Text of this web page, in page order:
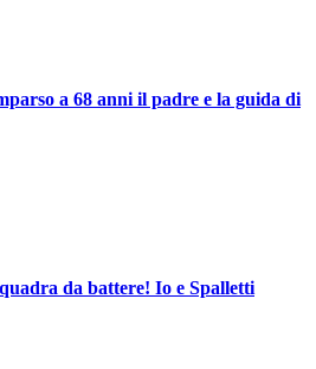
a 68 anni il padre e la guida di
da battere! Io e Spalletti